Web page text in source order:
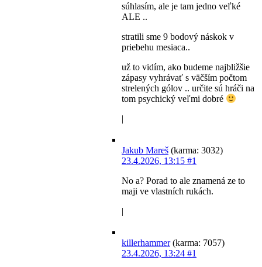
súhlasím, ale je tam jedno veľké
ALE ..
stratili sme 9 bodový náskok v
priebehu mesiaca..
už to vidím, ako budeme najbližšie
zápasy vyhrávať s väčším počtom
strelených gólov .. určite sú hráči na
tom psychický veľmi dobré
|
Jakub Mareš (karma: 3032)
23.4.2026, 13:15 #1
No a? Porad to ale znamená ze to
maji ve vlastních rukách.
|
killerhammer(karma: 7057)
23.4.2026, 13:24 #1